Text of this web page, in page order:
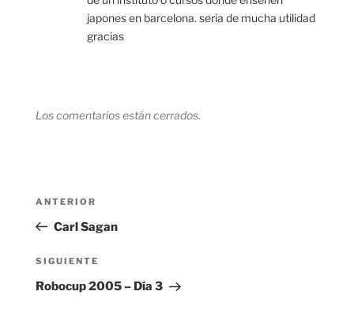
japones en barcelona. seria de mucha utilidad
gracias
Los comentarios están cerrados.
entradas
Entrada
anterior:
ANTERIOR
Carl Sagan
Siguiente
entrada
SIGUIENTE
Robocup 2005 – Día 3